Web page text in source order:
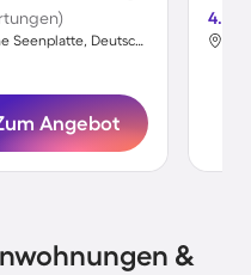
Waren (Müritz), Mecklenburgische Seenplatte, Deutschland
Angebot
4.4
&